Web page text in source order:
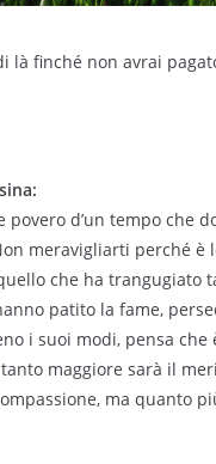
finché non avrai
povero d’un tempo che
meravigliarti perché
che ha
patito la fame,
i suoi modi, pensa
maggiore sarà il
ma quanto